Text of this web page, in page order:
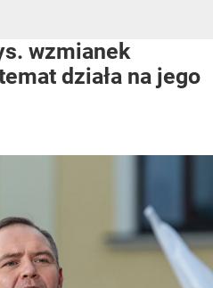
wzmianek
działa na jego